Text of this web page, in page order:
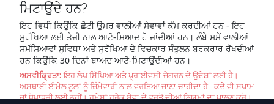
ਮਿਟਾਉਂਦੇ ਹਨ?
ਇਹ ਵਿਧੀ ਕਿਉਂਕਿ ਛੋਟੀ ਉਮਰ ਵਾਲੀਆਂ ਸੇਵਾਵਾਂ ਕੰਮ ਕਰਦੀਆਂ ਹਨ - ਇਹ
ਸੁਰੱਖਿਆ ਲਈ ਤੇਜ਼ੀ ਨਾਲ ਆਟੋ-ਮਿਆਦ ਹੋ ਜਾਂਦੀਆਂ ਹਨ। ਲੰਬੇ ਸਮੇਂ ਵਾਲੀਆਂ
ਸਮੱਸਿਆਵਾਂ ਸੁਵਿਧਾ ਅਤੇ ਸੁਰੱਖਿਆ ਦੇ ਵਿਚਕਾਰ ਸੰਤੁਲਨ ਬਰਕਰਾਰ ਰੱਖਦੀਆਂ
ਹਨ ਕਿਉਂਕਿ 30 ਦਿਨਾਂ ਬਾਅਦ ਆਟੋ-ਮਿਟਾਉਂਦੀਆਂ ਹਨ।
ਅਸਵੀਕ੍ਰਿਤਾ:ਇਹ ਲੇਖ ਸਿੱਖਿਆ ਅਤੇ ਪ੍ਰਾਈਵਸੀ-ਜੇਗਰਨ ਦੇ ਉਦੇਸ਼ਾਂ ਲਈ ਹੈ।
ਅਸਥਾਈ ਈਮੇਲ ਟੂਲਾਂ ਨੂੰ ਜ਼ਿੰਮੇਵਾਰੀ ਨਾਲ ਵਰਤਿਆ ਜਾਣਾ ਚਾਹੀਦਾ ਹੈ - ਕਦੇ ਵੀ ਸਪਾਮ
ਜਾਂ ਧੋਖਾਧੜੀ ਲਈ ਨਹੀਂ। ਹਮੇਸ਼ਾਂ ਹਰੇਕ ਸੇਵਾ ਦੇ ਵਰਤੋਂ ਦੀਆਂ ਨਿਯਮਾਂ ਦਾ ਪਾਲਣ ਕਰੋ।